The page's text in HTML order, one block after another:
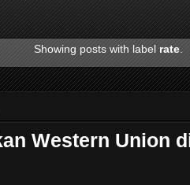
Showing posts with labelrate.
Western Union